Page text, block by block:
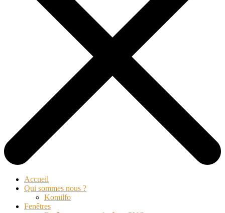
Accueil
Qui sommes nous ?
Komilfo
Fenêtres